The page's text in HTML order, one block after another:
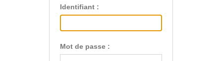
Identifiant :
Mot de passe :